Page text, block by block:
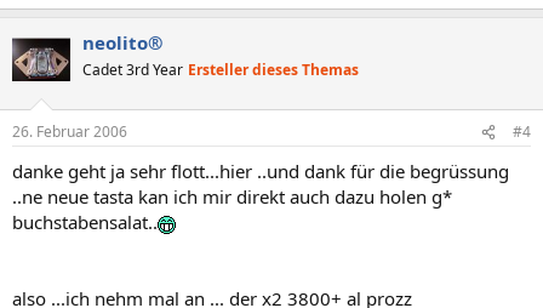
neolito®
Cadet 3rd Year Ersteller dieses Themas
26. Februar 2006 #4
danke geht ja sehr flott...hier ..und dank für die begrüssung
..ne neue tasta kan ich mir direkt auch dazu holen g*
buchstabensalat..
also ...ich nehm mal an ... der x2 3800+ al prozz